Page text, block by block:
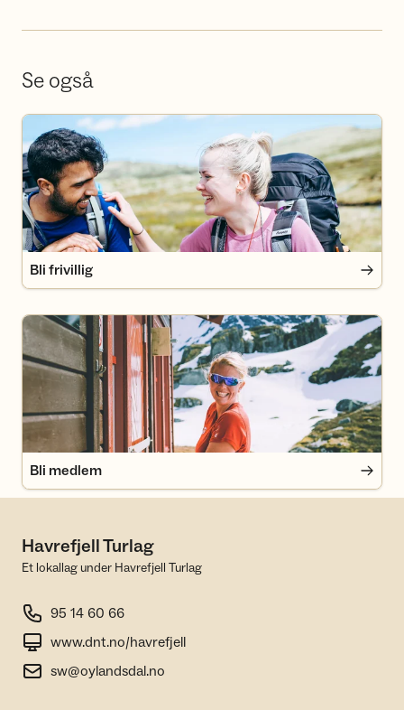
Se også
Bli frivillig
Bli frivillig
Bli medlem
Bli medlem
Havrefjell Turlag
Et lokallag under Havrefjell Turlag
95 14 60 66
www.dnt.no/havrefjell
sw@oylandsdal.no